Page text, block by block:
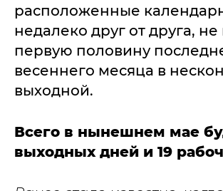
расположенные
недалеко друг от друга,
первую половину
весеннего месяца в
выходной.
Всего в нынешнем мае
выходных дней и 19